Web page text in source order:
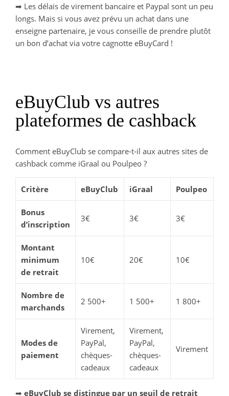
➡ Les délais de virement bancaire et Paypal sont un peu
longs. Mais si vous avez prévu un achat dans une
enseigne partenaire, je vous conseille de prendre plutôt
un bon d’achat via votre cagnotte eBuyCard !
eBuyClub vs autres
plateformes de cashback
Comment eBuyClub se compare-t-il aux autres sites de
cashback comme iGraal ou Poulpeo ?
Critère eBuyClub iGraal Poulpeo
Bonus
d’inscription
3€ 3€ 3€
Montant
minimum
de retrait
10€ 20€ 10€
Nombre de
marchands
2 500+ 1 500+ 1 800+
Modes de
paiement
Virement,
PayPal,
chèques-
cadeaux
Virement,
PayPal,
chèques-
cadeaux
Virement
➡ eBuyClub se distingue par un seuil de retrait